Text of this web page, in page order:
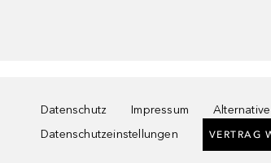
Datenschutz Impressum
Datenschutzeinstellungen
VERTRAG